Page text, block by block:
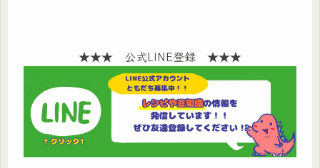
★★★ 公式LINE登録 ★★★